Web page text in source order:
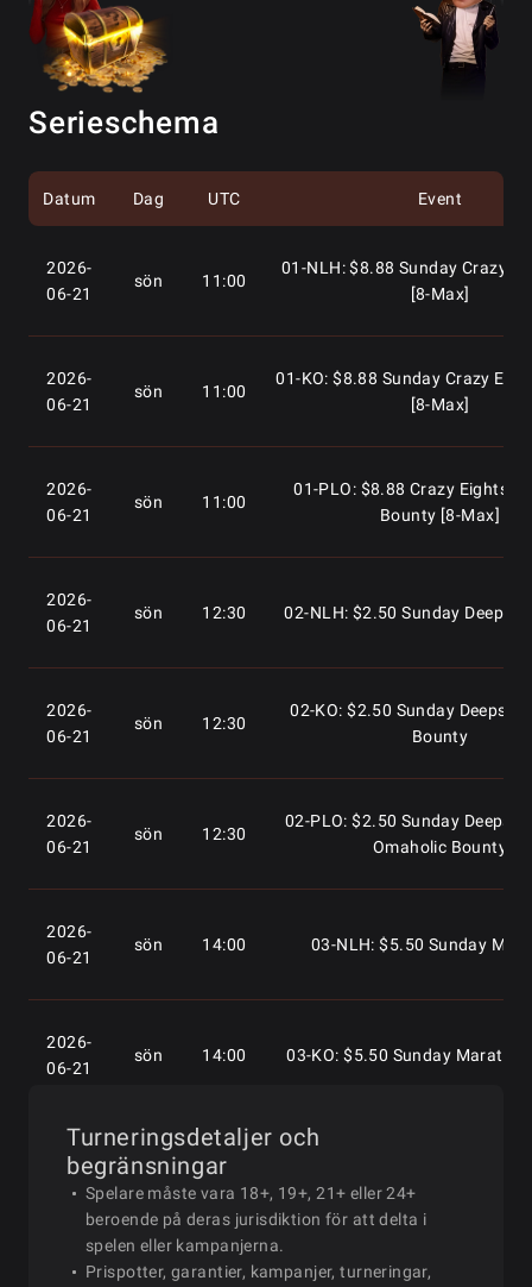
Serieschema
Datum Dag UTC Event
2026-
06-21
sön 11:00
01-NLH: $8.88 Sunday Crazy
[8-Max]
2026-
06-21
sön 11:00
01-KO: $8.88 Sunday Crazy
[8-Max]
2026-
06-21
sön 11:00
01-PLO: $8.88 Crazy Eights
Bounty [8-Max]
2026-
06-21
sön 12:30 02-NLH: $2.50 Sunday
2026-
06-21
sön 12:30
02-KO: $2.50 Sunday
Bounty
2026-
06-21
sön 12:30
02-PLO: $2.50 Sunday
Omaholic Bounty
2026-
06-21
sön 14:00 03-NLH: $5.50 Sunday
2026-
06-21
sön 14:00 03-KO: $5.50 Sunday
2026-
06-21
sön 14:00
03-PLO: $5.50 Sunday
2026-
sön 15:00 04-NLH: $10.80 Sunday
Turneringsdetaljer och
begränsningar
Spelare måste vara 18+, 19+, 21+ eller 24+
beroende på deras jurisdiktion för att delta i
spelen eller kampanjerna.
Prispotter, garantier, kampanjer, turneringar,